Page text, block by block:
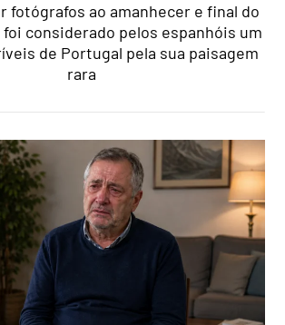
fotógrafos ao amanhecer e final do
considerado pelos espanhóis um
de Portugal pela sua paisagem
rara